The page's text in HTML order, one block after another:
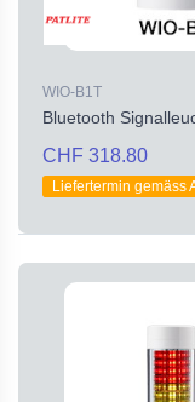
WIO-B1T
Bluetooth
CHF 318.80
Liefertermin gemäss